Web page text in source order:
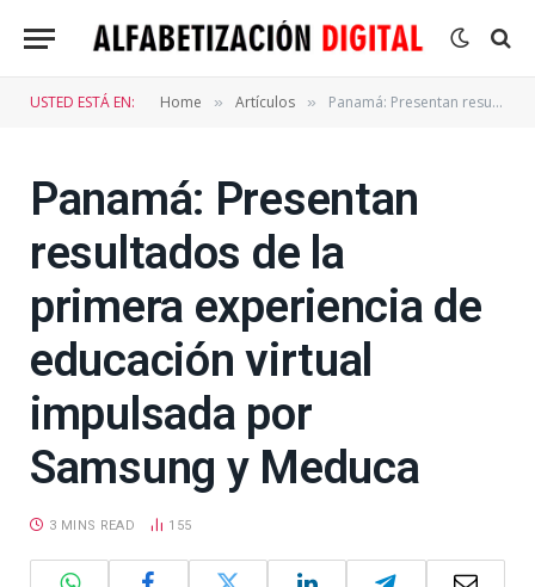
USTED ESTÁ EN: Home » Artículos » Panamá: Presentan resultados de la primera experiencia de educación virtual impulsada por Samsung y Meduca
Panamá: Presentan
resultados de la
primera experiencia de
educación virtual
impulsada por
Samsung y Meduca
3 MINS READ 155